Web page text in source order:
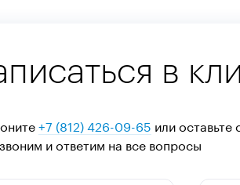
в
+7 (812) 426-09-65 или
и ответим на все вопросы